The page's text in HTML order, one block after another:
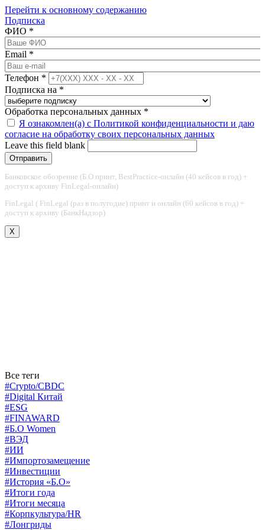
Перейти к основному содержанию
Подписка
ФИО *
Email *
Телефон *
Подписка на *
Обработка персональных данных *
Я ознакомлен(а) с Политикой конфиденциальности и даю
согласие на обработку своих персональных данных
Leave this field blank
Банковское обозрение (Б.О принт, BestPractice-онлайн (40 кейсов в год) +
доступ к архиву FinLegal-онлайн)
FinLegal ( FinLegal (раз в полугодие) принт и онлайн (60 кейсов в год) +
доступ к архиву (БанкНадзор)
X
Все теги
#Crypto/CBDC
#Digital Китай
#ESG
#FINAWARD
#Б.О Women
#ВЭД
#ИИ
#Импортозамещение
#Инвестиции
#История «Б.О»
#Итоги года
#Итоги месяца
#Корпкультура/HR
#Лонгриды